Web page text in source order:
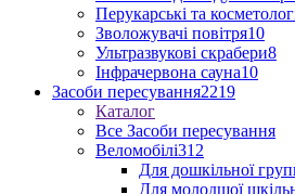
Перукарські та
Зволожувачі повітря10
Ультразвукові скрабери8
Інфрачервона сауна10
Засоби пересування2219
Каталог
Все Засоби пересування
Веломобілі312
Для дошкільної
Для молодшої